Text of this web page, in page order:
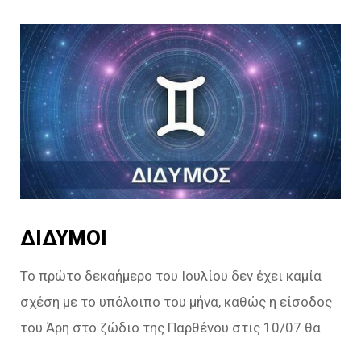
ΔΙΔΥΜΟΙ
Το πρώτο δεκαήμερο του Ιουλίου δεν έχει καμία
σχέση με το υπόλοιπο του μήνα, καθώς η είσοδος
του Άρη στο ζώδιο της Παρθένου στις 10/07 θα